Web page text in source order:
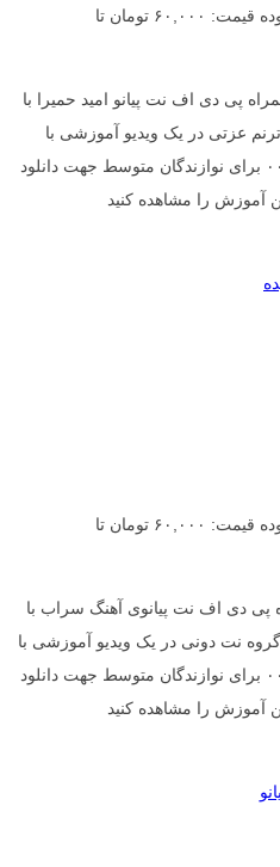
محدوده قیمت: ۶۰,۰۰۰ تومان تا
پی دی اف نت پیانو امید حمیرا با
عزتی در یک ویدیو آموزشی با
فرمت MP4 و زمان تقریبی ۰۰:۰۴:۱۵ برای نوازندگان متوسط جهت دانلود
آموزش را مشاهده کنید
محدوده قیمت: ۶۰,۰۰۰ تومان تا
پی دی اف نت پیانوی آهنگ سراب با
نت دونی در یک ویدیو آموزشی با
فرمت MP4 و زمان تقریبی ۰۰:۰۵:۵۴ برای نوازندگان متوسط جهت دانلود
آموزش را مشاهده کنید